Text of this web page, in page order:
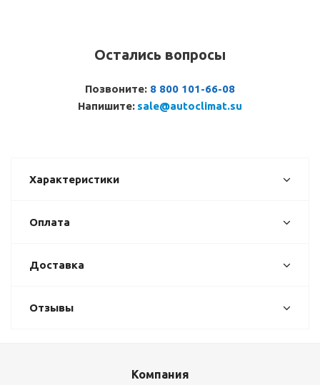
Остались вопросы
Позвоните: 8 800 101-66-08
Напишите: sale@autoclimat.su
Характеристики
Оплата
Доставка
Отзывы
Компания